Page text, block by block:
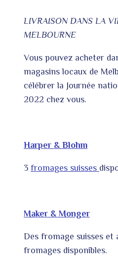
LIVRAISON DANS LA
MELBOURNE
Vous pouvez acheter
magasins locaux de
célébrer la Journée
2022 chez vous.
Harper & Blohm
3 fromages suisses
Maker & Monger
Des fromage suisses et
fromages disponibles.